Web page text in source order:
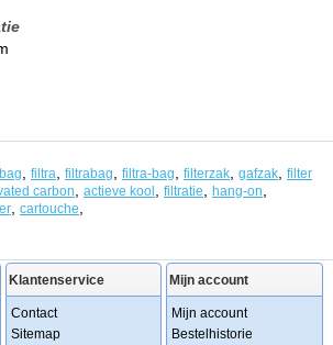
bag filtra filtrabag filtra-bag filterzak gafzak filter
carbon actieve kool filtratie hang-on
cartouche
Klantenservice
Contact
Sitemap
Mijn account
Mijn account
Bestelhistorie